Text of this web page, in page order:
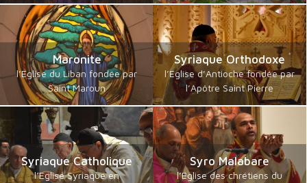
Maronite
l’Eglise du Liban fondée par
Saint Maroun
Syriaque Orthodoxe
l’Eglise d’Antioche fondée par
l’Apôtre Saint Pierre
Syriaque Catholique
l’Eglise Syriaque en
Syro Malabare
l’Eglise des chrétiens du